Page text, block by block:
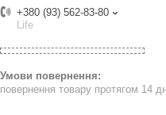
+380 (93) 562-83-80
Life
повернення товару протягом 14